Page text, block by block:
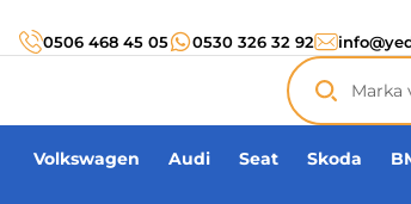
0506 468 45 05 0530 326 32 92
Volkswagen Audi Seat Skoda